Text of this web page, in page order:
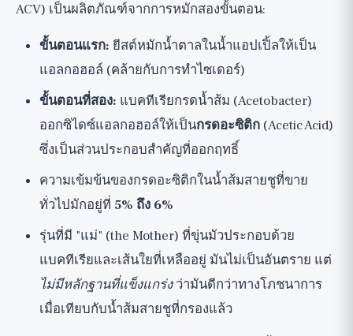
มุมมองที่กว้างขึ้น
ACV) เป็นผลิตภัณฑ์จากการหมักสองขั้นตอน:
ขั้นตอนแรก: ยีสต์หมักน้ำตาลในน้ำแอปเปิ้ลให้เป็น
แอลกอฮอล์ (คล้ายกับการทำไซเดอร์)
ขั้นตอนที่สอง: แบคทีเรียกรดน้ำส้ม (Acetobacter)
ออกซิไดซ์แอลกอฮอล์ให้เป็นกรดอะซิติก (Acetic Acid)
ซึ่งเป็นส่วนประกอบสำคัญที่ออกฤทธิ์
ความเข้มข้นของกรดอะซิติกในน้ำส้มสายชูที่ขาย
ทั่วไปมักอยู่ที่ 5% ถึง 6%
รุ่นที่มี "แม่" (the Mother) ที่ขุ่นมัวประกอบด้วย
แบคทีเรียและเส้นใยที่เหลืออยู่ มันไม่เป็นอันตราย แต่
ไม่มีหลักฐานที่แข็งแกร่งว่ามันดีกว่าทางโภชนาการ
เมื่อเทียบกับน้ำส้มสายชูที่กรองแล้ว